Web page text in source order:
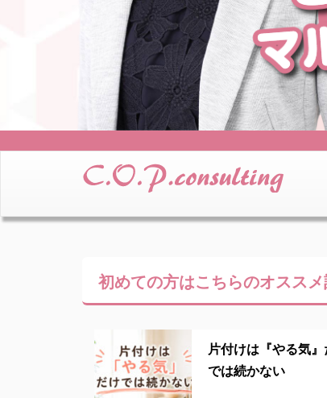
初めての方はこちらのオスス
片付けは『やる気
では続かない